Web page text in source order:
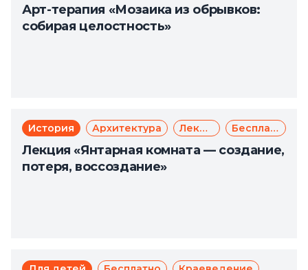
Арт-терапия «Мозаика из обрывков:
собирая целостность»
История Архитектура Лекции Бесплатно
Лекция «Янтарная комната — создание,
потеря, воссоздание»